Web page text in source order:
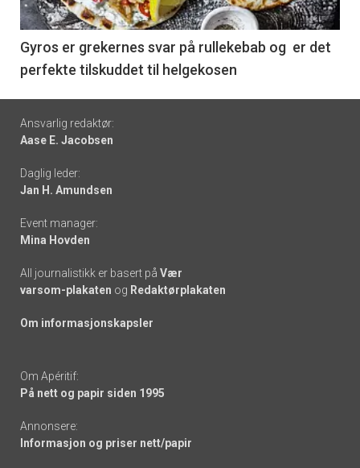
-
6
Gyros er grekernes svar på rullekebab og er det
perfekte tilskuddet til helgekosen
Footer
-
links
Ansvarlig redaktør:
Aase E. Jacobsen
Daglig leder:
Jan H. Amundsen
Event manager:
Mina Hovden
All journalistikk er basert på Vær
varsom-plakaten og Redaktørplakaten
Om informasjonskapsler
Om Apéritif:
På nett og papir siden 1995
Annonsere:
Informasjon og priser nett/papir